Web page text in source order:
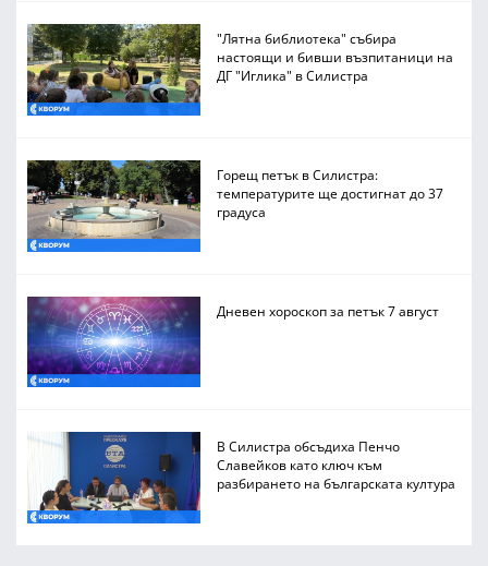
"Лятна библиотека" събира
настоящи и бивши възпитаници на
ДГ "Иглика" в Силистра
Горещ петък в Силистра:
температурите ще достигнат до 37
градуса
Дневен хороскоп за петък 7 август
В Силистра обсъдиха Пенчо
Славейков като ключ към
разбирането на българската култура